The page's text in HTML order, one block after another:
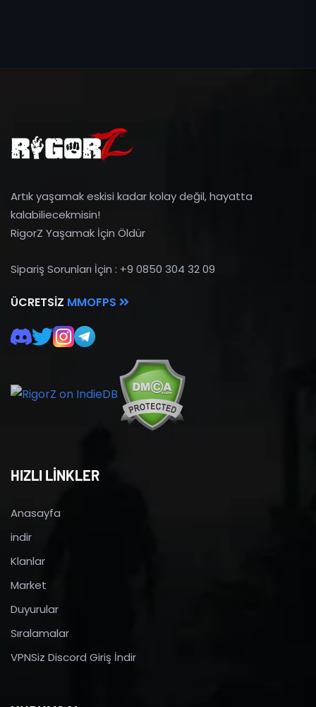
Artık yaşamak eskisi kadar kolay değil, hayatta
kalabiliecekmisin!
RigorZ Yaşamak İçin Öldür
Sipariş Sorunları İçin : +9 0850 304 32 09
ÜCRETSIZ MMOFPS
HIZLI LİNKLER
Anasayfa
indir
Klanlar
Market
Duyurular
Sıralamalar
VPNSiz Discord Giriş İndir